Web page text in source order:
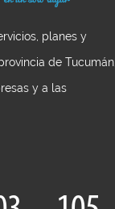
planes y
de Tucumán,
y a las